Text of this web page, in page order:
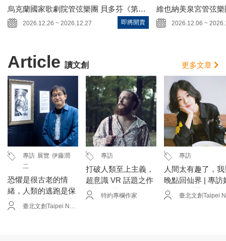
烏克蘭國家歌劇院管弦樂團 貝多芬《第九號交響曲》
2026.12.26 ~ 2026.12.27 即將開賣
維也納美泉宮管弦樂
2026.12.06 ~
Article 讀文創 更多文章
專訪 展覽 伊藤潤
二
恐懼是很古老的情
緒，人類的逃跑是保
護自己的手段 | 專訪
漫畫家 伊藤潤二
臺北文創Taipei New Horizon
專訪
打破人類至上主義，
超意識 VR 話題之作
──《意識超展開》
導演 Adrian Meyer
特約專欄作家
專訪
人間太有趣了，
晚點回仙界 | 專訪
仙出品創辦人 林
Misc